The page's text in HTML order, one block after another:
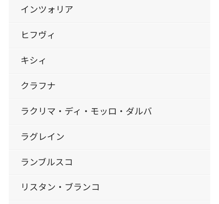
インツォリア
ヒフヴィ
キシィ
クラフナ
ラクリマ・ディ・モッロ・ダルバ
ラグレイン
ランブルスコ
リスタン・ブランコ